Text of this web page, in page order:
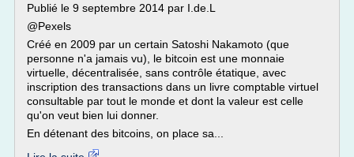
Publié le 9 septembre 2014 par I.de.L
@Pexels
Créé en 2009 par un certain Satoshi Nakamoto (que
personne n'a jamais vu), le bitcoin est une monnaie
virtuelle, décentralisée, sans contrôle étatique, avec
inscription des transactions dans un livre comptable virtuel
consultable par tout le monde et dont la valeur est celle
qu'on veut bien lui donner.
En détenant des bitcoins, on place sa...